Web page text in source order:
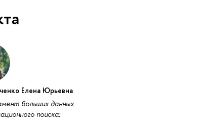
Елена Юрьевна
больших данных
поиска: